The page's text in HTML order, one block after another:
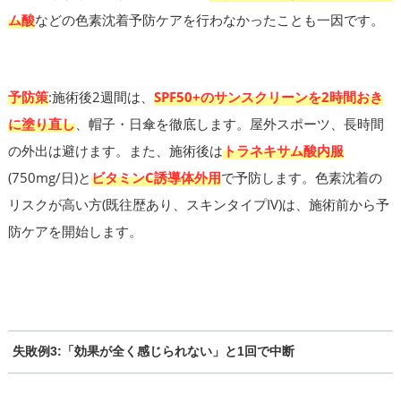
ム酸などの色素沈着予防ケアを行わなかったことも一因です。
予防策:施術後2週間は、 SPF50+のサンスクリーンを2時間おき
に塗り直し、帽子・日傘を徹底します。屋外スポーツ、長時間
の外出は避けます。また、施術後はトラネキサム酸内服
(750mg/日)とビタミンC誘導体外用で予防します。色素沈着の
リスクが高い方(既往歴あり、スキンタイプIV)は、施術前から予
防ケアを開始します。
失敗例3:「効果が全く感じられない」と1回で中断